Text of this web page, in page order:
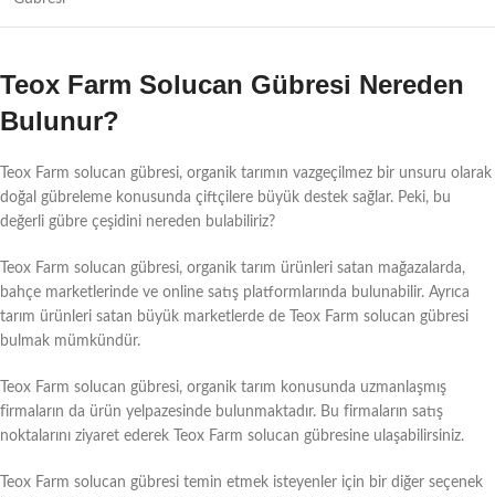
Teox Farm Solucan Gübresi Nereden
Bulunur?
Teox Farm solucan gübresi, organik tarımın vazgeçilmez bir unsuru olarak
doğal gübreleme konusunda çiftçilere büyük destek sağlar. Peki, bu
değerli gübre çeşidini nereden bulabiliriz?
Teox Farm solucan gübresi, organik tarım ürünleri satan mağazalarda,
bahçe marketlerinde ve online satış platformlarında bulunabilir. Ayrıca
tarım ürünleri satan büyük marketlerde de Teox Farm solucan gübresi
bulmak mümkündür.
Teox Farm solucan gübresi, organik tarım konusunda uzmanlaşmış
firmaların da ürün yelpazesinde bulunmaktadır. Bu firmaların satış
noktalarını ziyaret ederek Teox Farm solucan gübresine ulaşabilirsiniz.
Teox Farm solucan gübresi temin etmek isteyenler için bir diğer seçenek